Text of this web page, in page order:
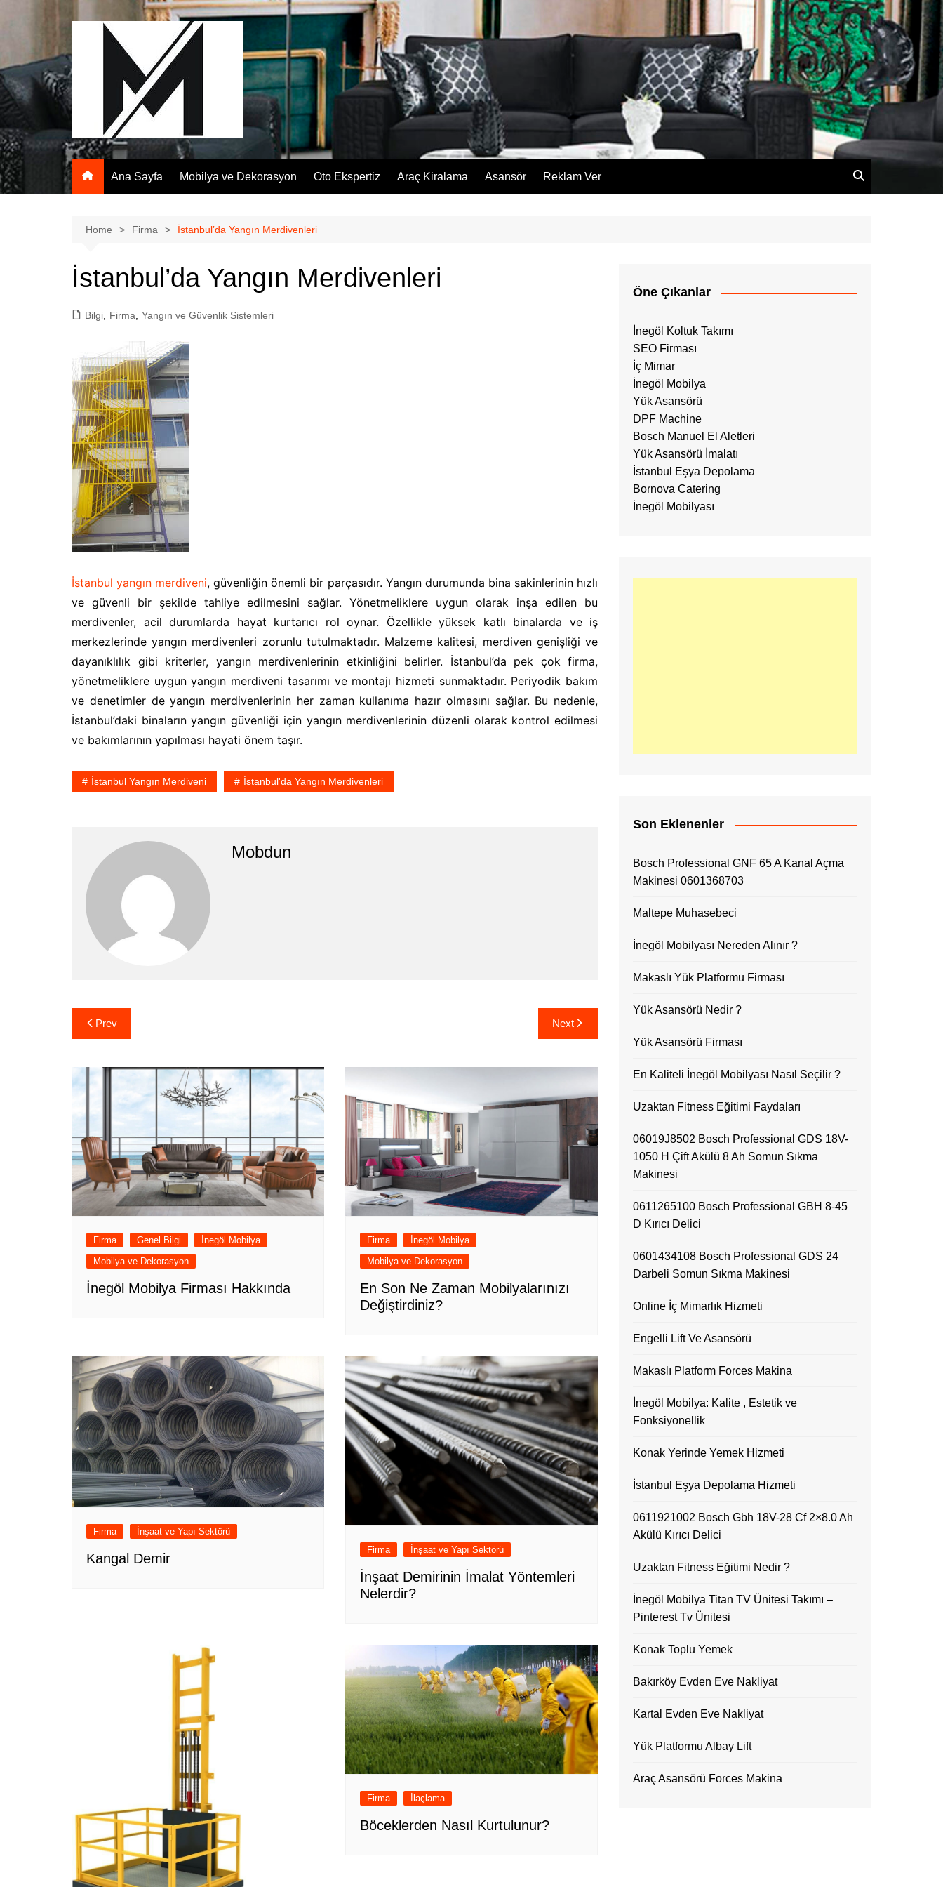
Ana Sayfa Mobilya ve Dekorasyon Oto Ekspertiz Araç Kiralama Asansör Reklam Ver
Home Firma İstanbul’da Yangın Merdivenleri
İstanbul’da Yangın Merdivenleri
Bilgi Firma Yangın ve Güvenlik Sistemleri
İstanbul yangın merdiveni, güvenliğin önemli bir parçasıdır. Yangın durumunda bina sakinlerinin hızlı
ve güvenli bir şekilde tahliye edilmesini sağlar. Yönetmeliklere uygun olarak inşa edilen bu
merdivenler, acil durumlarda hayat kurtarıcı rol oynar. Özellikle yüksek katlı binalarda ve iş
merkezlerinde yangın merdivenleri zorunlu tutulmaktadır. Malzeme kalitesi, merdiven genişliği ve
dayanıklılık gibi kriterler, yangın merdivenlerinin etkinliğini belirler. İstanbul’da pek çok firma,
yönetmeliklere uygun yangın merdiveni tasarımı ve montajı hizmeti sunmaktadır. Periyodik bakım
ve denetimler de yangın merdivenlerinin her zaman kullanıma hazır olmasını sağlar. Bu nedenle,
İstanbul’daki binaların yangın güvenliği için yangın merdivenlerinin düzenli olarak kontrol edilmesi
ve bakımlarının yapılması hayati önem taşır.
İstanbul Yangın Merdiveni İstanbul'da Yangın Merdivenleri
Mobdun
Yazı
gezinmesi
Prev Next
Firma Genel Bilgi
İnegöl Mobilya
Mobilya ve Dekorasyon
İnegöl Mobilya Firması Hakkında
Firma
İnegöl Mobilya
Mobilya ve Dekorasyon
En Son Ne Zaman Mobilyalarınızı
Değiştirdiniz?
Firma İnşaat ve Yapı Sektörü
Kangal Demir
Firma İnşaat ve Yapı Sektörü
İnşaat Demirinin İmalat Yöntemleri
Nelerdir?
Firma İlaçlama
Böceklerden Nasıl Kurtulunur?
Öne Çıkanlar
İnegöl Koltuk Takımı
SEO Firması
İç Mimar
İnegöl Mobilya
Yük Asansörü
DPF Machine
Bosch Manuel El Aletleri
Yük Asansörü İmalatı
İstanbul Eşya Depolama
Bornova Catering
İnegöl Mobilyası
Son Eklenenler
Bosch Professional GNF 65 A Kanal Açma
Makinesi 0601368703
Maltepe Muhasebeci
İnegöl Mobilyası Nereden Alınır ?
Makaslı Yük Platformu Firması
Yük Asansörü Nedir ?
Yük Asansörü Firması
En Kaliteli İnegöl Mobilyası Nasıl Seçilir ?
Uzaktan Fitness Eğitimi Faydaları
06019J8502 Bosch Professional GDS 18V-
1050 H Çift Akülü 8 Ah Somun Sıkma
Makinesi
0611265100 Bosch Professional GBH 8-45
D Kırıcı Delici
0601434108 Bosch Professional GDS 24
Darbeli Somun Sıkma Makinesi
Online İç Mimarlık Hizmeti
Engelli Lift Ve Asansörü
Makaslı Platform Forces Makina
İnegöl Mobilya: Kalite , Estetik ve
Fonksiyonellik
Konak Yerinde Yemek Hizmeti
İstanbul Eşya Depolama Hizmeti
0611921002 Bosch Gbh 18V-28 Cf 2×8.0 Ah
Akülü Kırıcı Delici
Uzaktan Fitness Eğitimi Nedir ?
İnegöl Mobilya Titan TV Ünitesi Takımı –
Pinterest Tv Ünitesi
Konak Toplu Yemek
Bakırköy Evden Eve Nakliyat
Kartal Evden Eve Nakliyat
Yük Platformu Albay Lift
Araç Asansörü Forces Makina